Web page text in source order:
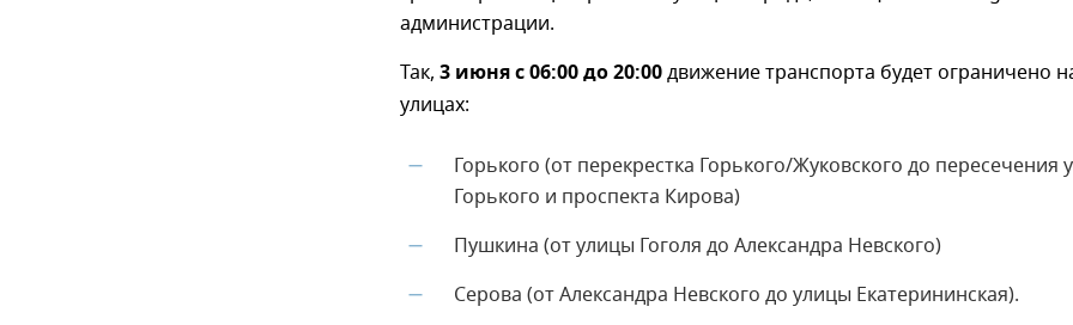
администрации.
Так, 3 июня с 06:00 до 20:00движение транспорта будет ограничено
улицах:
—
Горького (от перекрестка Горького/Жуковского до пересечения
Горького и проспекта Кирова)
— Пушкина (от улицы Гоголя до Александра Невского)
— Серова (от Александра Невского до улицы Екатерининская).